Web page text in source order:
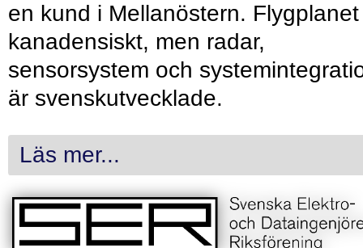
en kund i Mellanöstern.
kanadensiskt, men radar,
sensorsystem och
är svenskutvecklade.
Läs mer...